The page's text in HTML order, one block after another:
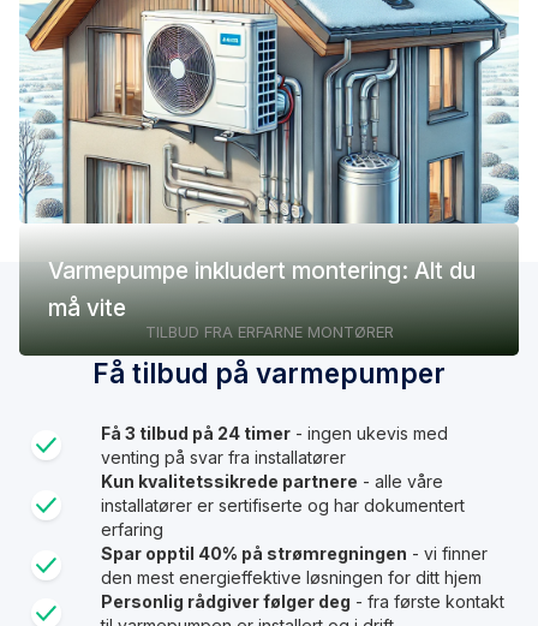
(pris, fordeler og ulemper)
Varmepumpe inkludert montering: Alt du
må vite
TILBUD FRA ERFARNE MONTØRER
Få tilbud på varmepumper
Få 3 tilbud på 24 timer - ingen ukevis med
venting på svar fra installatører
Kun kvalitetssikrede partnere - alle våre
installatører er sertifiserte og har dokumentert
erfaring
Spar opptil 40% på strømregningen - vi finner
den mest energieffektive løsningen for ditt hjem
Personlig rådgiver følger deg - fra første kontakt